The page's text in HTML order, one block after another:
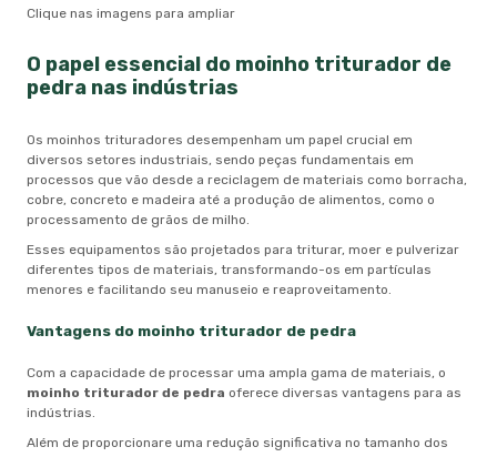
Clique nas imagens para ampliar
O papel essencial do moinho triturador de
pedra nas indústrias
Os moinhos trituradores desempenham um papel crucial em
diversos setores industriais, sendo peças fundamentais em
processos que vão desde a reciclagem de materiais como borracha,
cobre, concreto e madeira até a produção de alimentos, como o
processamento de grãos de milho.
Esses equipamentos são projetados para triturar, moer e pulverizar
diferentes tipos de materiais, transformando-os em partículas
menores e facilitando seu manuseio e reaproveitamento.
Vantagens do moinho triturador de pedra
Com a capacidade de processar uma ampla gama de materiais, o
moinho triturador de pedra oferece diversas vantagens para as
indústrias.
Além de proporcionare uma redução significativa no tamanho dos